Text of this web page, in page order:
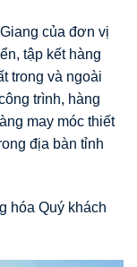
của đơn vị
tập kết hàng
trong và ngoài
trình, hàng
may móc thiết
địa bàn tỉnh
hóa Quý khách